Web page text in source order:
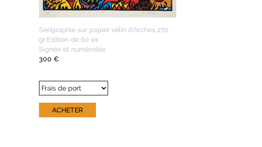
Sérigraphie sur papier vélin d'Arches 270
gr.Edition de 60 ex
Signée et numérotée
300 €